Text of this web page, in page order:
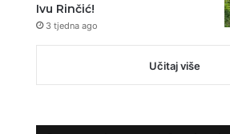
Ivu Rinčić!
3 tjedna ago
Učitaj više